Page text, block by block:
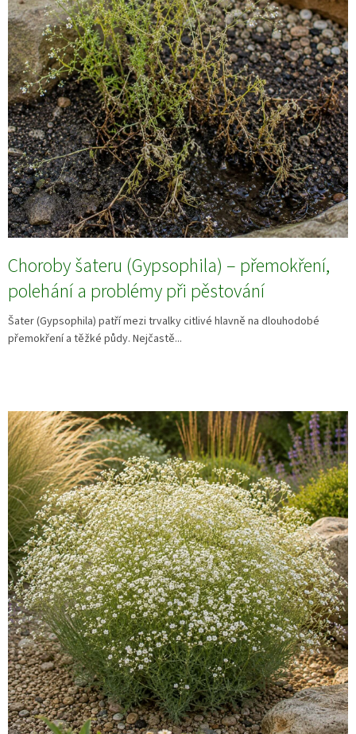
Choroby šateru (Gypsophila) – přemokření,
polehání a problémy při pěstování
Šater (Gypsophila) patří mezi trvalky citlivé hlavně na dlouhodobé
přemokření a těžké půdy. Nejčastě...